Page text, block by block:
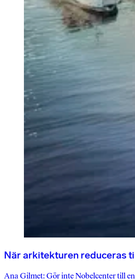
När arkitekturen reduceras
Ana Gilmet: Gör inte Nobelcenter till